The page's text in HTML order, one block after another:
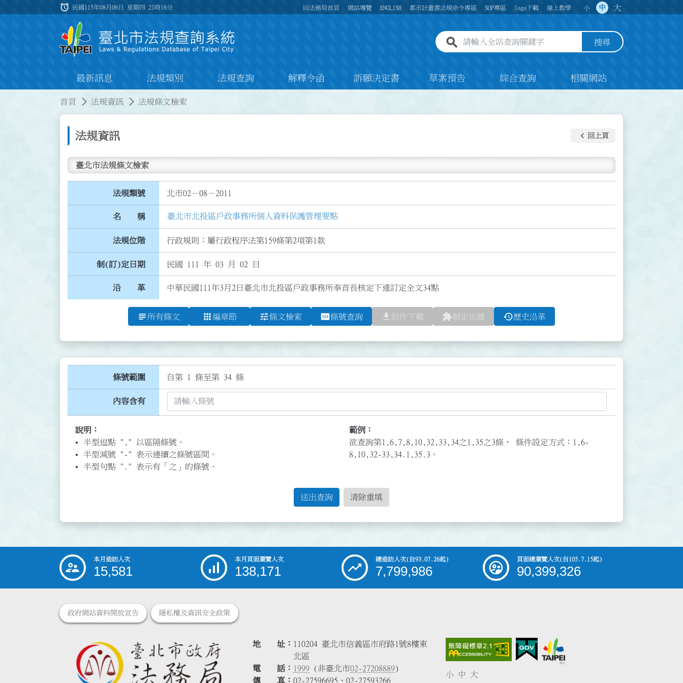
:::
alarm 民國115年08月06日 星期四21時16分 回法務局首頁 網站導覽 ENGLISH 都市計畫書法規命令專區 SOP專區 logo下載 線上教學 小 中 大
全站查詢關鍵字欄位 搜尋
最新訊息 法規類別 法規查詢 解釋令函 訴願決定書 草案預告 綜合查詢 相關網站
首頁 法規資訊 法規條文檢索
法規資訊 keyboard_arrow_left 回上頁
臺北市法規條文檢索
法規類號 北市02－08－2011
名 稱 臺北市北投區戶政事務所個人資料保護管理要點
法規位階 行政規則：屬行政程序法第159條第2項第1款
制(訂)定日期 民國 111 年 03 月 02 日
沿 革 中華民國111年3月2日臺北市北投區戶政事務所奉首長核定下達訂定全文34點
subject 所有條文 apps 編章節 tune條文檢索 pin條號查詢 file_download 附件下載 extension制定依據 history歷史沿革
條號範圍 自第 1 條至第 34 條
內容含有
說明：
半型逗點 "," 以區隔條號。
半型減號 "-" 表示連續之條號區間。
半型句點 "." 表示有「之」的條號。
範例：
欲查詢第1,6,7,8,10,32,33,34之1,35之3條， 條件設定方式：1,6-
8,10,32-33,34.1,35.3。
送出查詢 清除重填
::: 本月造訪人次
15,581
本月頁面瀏覽人次
138,171
總造訪人次(自93.07.26起)
7,799,986
頁面總瀏覽人次(自105.7.15起)
90,399,326
政府網站資料開放宣告 隱私權及資訊安全政策
地 址
110204 臺北市信義區市府路1號8樓東
北區
電 話
1999 (非臺北市02-27208889)
傳 真
02-27596695、02-27593266
小 中 大